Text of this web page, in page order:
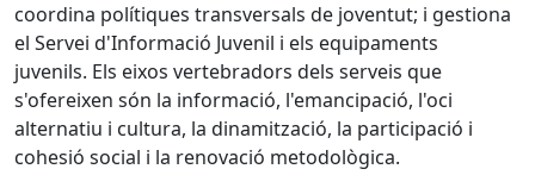
coordina polítiques transversals de joventut; i gestiona
el Servei d'Informació Juvenil i els equipaments
juvenils. Els eixos vertebradors dels serveis que
s'ofereixen són la informació, l'emancipació, l'oci
alternatiu i cultura, la dinamització, la participació i
cohesió social i la renovació metodològica.